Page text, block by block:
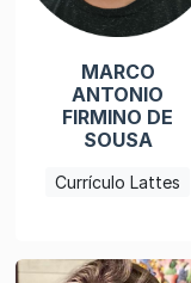
MARCO
ANTONIO
FIRMINO DE
SOUSA
Currículo Lattes